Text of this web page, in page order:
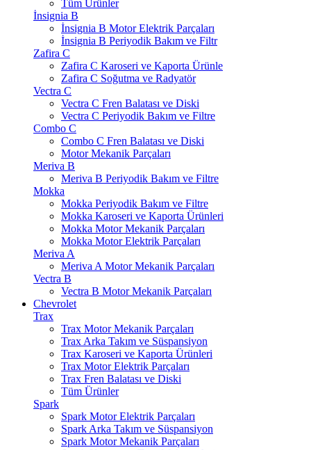
Tüm Ürünler
İnsignia B
İnsignia B Motor Elektrik Parçaları
İnsignia B Periyodik Bakım ve Filtr
Zafira C
Zafira C Karoseri ve Kaporta Ürünle
Zafira C Soğutma ve Radyatör
Vectra C
Vectra C Fren Balatası ve Diski
Vectra C Periyodik Bakım ve Filtre
Combo C
Combo C Fren Balatası ve Diski
Motor Mekanik Parçaları
Meriva B
Meriva B Periyodik Bakım ve Filtre
Mokka
Mokka Periyodik Bakım ve Filtre
Mokka Karoseri ve Kaporta Ürünleri
Mokka Motor Mekanik Parçaları
Mokka Motor Elektrik Parçaları
Meriva A
Meriva A Motor Mekanik Parçaları
Vectra B
Vectra B Motor Mekanik Parçaları
Chevrolet
Trax
Trax Motor Mekanik Parçaları
Trax Arka Takım ve Süspansiyon
Trax Karoseri ve Kaporta Ürünleri
Trax Motor Elektrik Parçaları
Trax Fren Balatası ve Diski
Tüm Ürünler
Spark
Spark Motor Elektrik Parçaları
Spark Arka Takım ve Süspansiyon
Spark Motor Mekanik Parçaları